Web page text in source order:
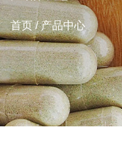
首页/产品中心